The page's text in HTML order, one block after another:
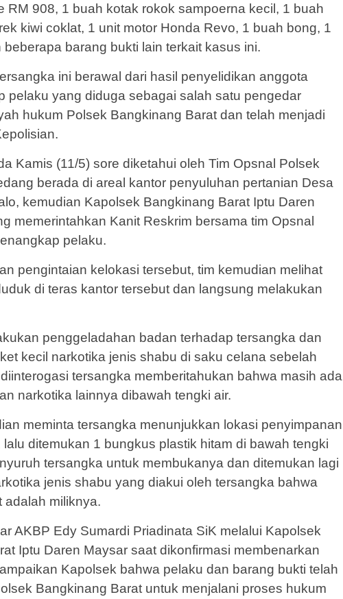
RM 908, 1 buah kotak rokok sampoerna kecil, 1 buah
kiwi coklat, 1 unit motor Honda Revo, 1 buah bong, 1
beberapa barang bukti lain terkait kasus ini.
ini berawal dari hasil penyelidikan anggota
pelaku yang diduga sebagai salah satu pengedar
hukum Polsek Bangkinang Barat dan telah menjadi
Kamis (11/5) sore diketahui oleh Tim Opsnal Polsek
berada di areal kantor penyuluhan pertanian Desa
kemudian Kapolsek Bangkinang Barat Iptu Daren
memerintahkan Kanit Reskrim bersama tim Opsnal
pelaku.
pengintaian kelokasi tersebut, tim kemudian melihat
di teras kantor tersebut dan langsung melakukan
penggeladahan badan terhadap tersangka dan
kecil narkotika jenis shabu di saku celana sebelah
tersangka memberitahukan bahwa masih ada
narkotika lainnya dibawah tengki air.
meminta tersangka menunjukkan lokasi penyimpanan
ditemukan 1 bungkus plastik hitam di bawah tengki
tersangka untuk membukanya dan ditemukan lagi
jenis shabu yang diakui oleh tersangka bahwa
adalah miliknya.
AKBP Edy Sumardi Priadinata SiK melalui Kapolsek
Iptu Daren Maysar saat dikonfirmasi membenarkan
Kapolsek bahwa pelaku dan barang bukti telah
Bangkinang Barat untuk menjalani proses hukum